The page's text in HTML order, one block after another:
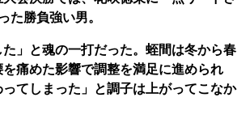
た勝負強い男。
」と魂の一打だった。蛭間は冬から春
痛めた影響で調整を満足に進められ
てしまった」と調子は上がってこなか